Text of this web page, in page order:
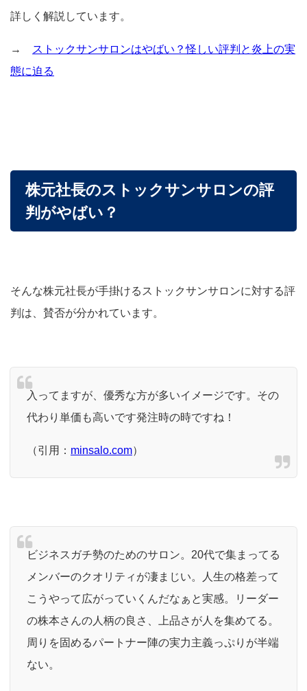
詳しく解説しています。
→
ストックサンサロンはやばい？怪しい評判と炎上の実
態に迫る
株元社長のストックサンサロンの評
判がやばい？
そんな株元社長が手掛けるストックサンサロンに対する評
判は、賛否が分かれています。
入ってますが、優秀な方が多いイメージです。その
代わり単価も高いです発注時の時ですね！
（引用： minsalo.com）
ビジネスガチ勢のためのサロン。20代で集まってる
メンバーのクオリティが凄まじい。人生の格差って
こうやって広がっていくんだなぁと実感。リーダー
の株本さんの人柄の良さ、上品さが人を集めてる。
周りを固めるパートナー陣の実力主義っぷりが半端
ない。